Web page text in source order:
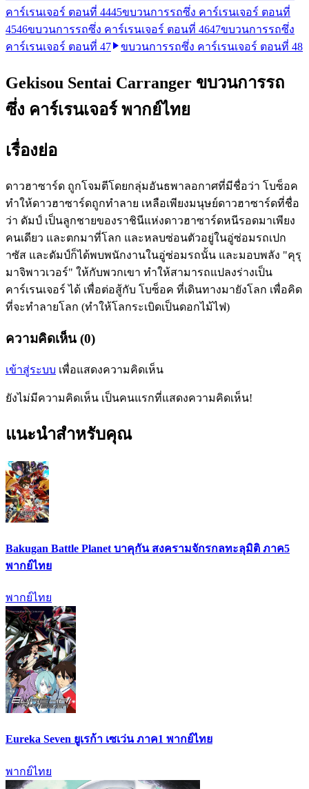
คาร์เรนเจอร์ ตอนที่ 4445ขบวนการรถซึ่ง คาร์เรนเจอร์ ตอนที่
4546ขบวนการรถซึ่ง คาร์เรนเจอร์ ตอนที่ 4647ขบวนการรถซึ่ง
คาร์เรนเจอร์ ตอนที่ 47
ขบวนการรถซึ่ง คาร์เรนเจอร์ ตอนที่ 48
Gekisou Sentai Carranger ขบวนการรถ
ซึ่ง คาร์เรนเจอร์ พากย์ไทย
เรื่องย่อ
ดาวฮาซาร์ด ถูกโจมตีโดยกลุ่มอันธพาลอกาศที่มีชื่อว่า โบซ็อค
ทำให้ดาวฮาซาร์ดถูกทำลาย เหลือเพียงมนุษย์ดาวฮาซาร์ดที่ชื่อ
ว่า ดัมป์ เป็นลูกชายของราชินีแห่งดาวฮาซาร์ดหนีรอดมาเพียง
คนเดียว และตกมาที่โลก และหลบซ่อนตัวอยู่ในอู่ซ่อมรถเปก
าซัส และดัมป์ก็ได้พบพนักงานในอู่ซ่อมรถนั้น และมอบพลัง "คุรุ
มาจิพาวเวอร์" ให้กับพวกเขา ทำให้สามารถแปลงร่างเป็น
คาร์เรนเจอร์ ได้ เพื่อต่อสู้กับ โบซ็อค ที่เดินทางมายังโลก เพื่อคิด
ที่จะทำลายโลก (ทำให้โลกระเบิดเป็นดอกไม้ไฟ)
ความคิดเห็น (0)
เข้าสู่ระบบ เพื่อแสดงความคิดเห็น
ยังไม่มีความคิดเห็น เป็นคนแรกที่แสดงความคิดเห็น!
แนะนำสำหรับคุณ
Bakugan Battle Planet บาคุกัน สงครามจักรกลทะลุมิติ ภาค5
พากย์ไทย
พากย์ไทย
Eureka Seven ยูเรก้า เซเว่น ภาค1 พากย์ไทย
พากย์ไทย